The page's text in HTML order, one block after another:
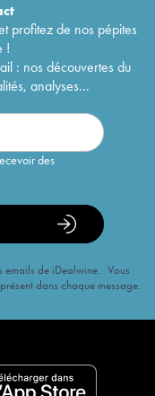
profitez de nos pépites
!
: nos découvertes du
analyses...
des
emails de iDealwine. Vous
dans chaque message.